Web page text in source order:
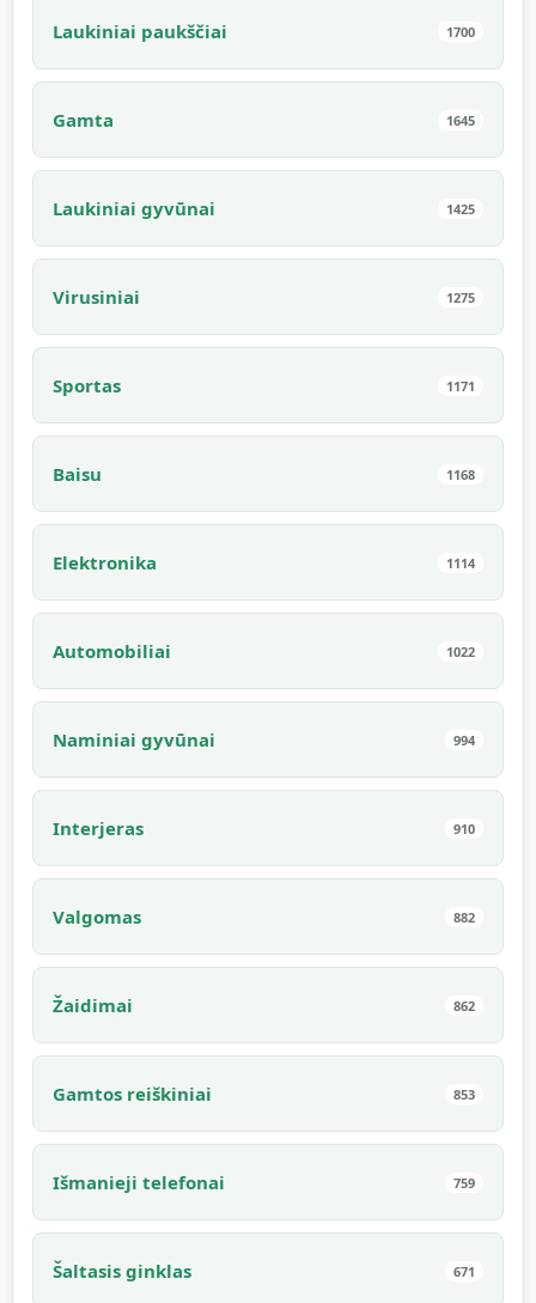
Laukiniai paukščiai 1700
Gamta 1645
Laukiniai gyvūnai 1425
Virusiniai 1275
Sportas 1171
Baisu 1168
Elektronika 1114
Automobiliai 1022
Naminiai gyvūnai 994
Interjeras 910
Valgomas 882
Žaidimai 862
Gamtos reiškiniai 853
Išmanieji telefonai 759
Šaltasis ginklas 671